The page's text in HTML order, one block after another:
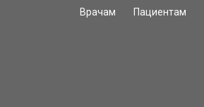
Врачам Пациентам